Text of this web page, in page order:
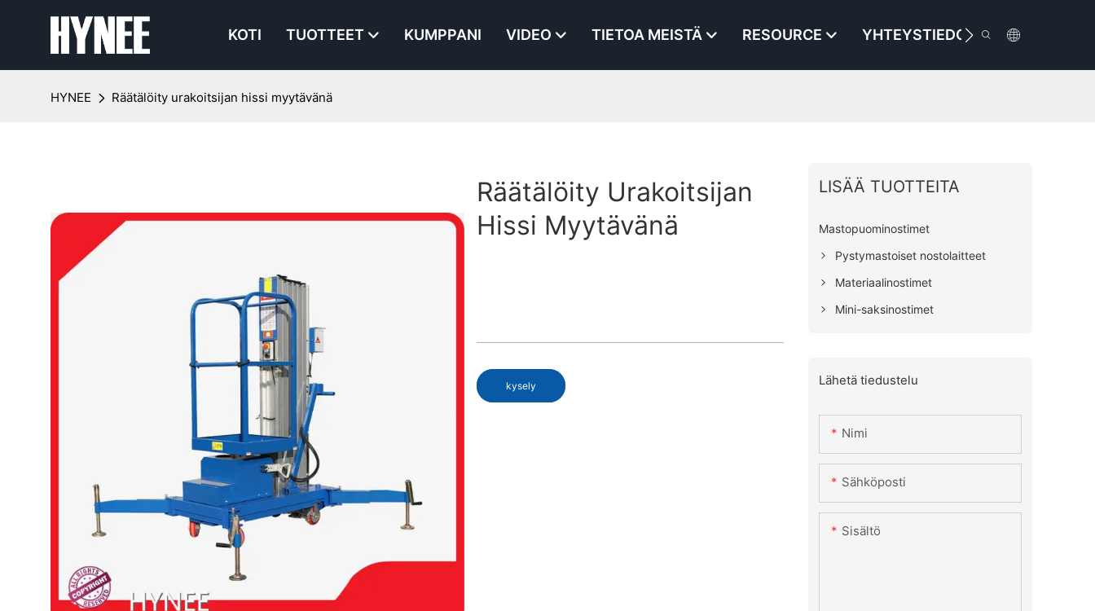
KOTI TUOTTEET KUMPPANI VIDEO TIETOA MEISTÄ RESOURCE YHTEYSTIEDOT
HYNEE Räätälöity urakoitsijan hissi myytävänä
Räätälöity Urakoitsijan
Hissi Myytävänä
kysely
LISÄÄ TUOTTEITA
Mastopuominostimet
Pystymastoiset nostolaitteet
Materiaalinostimet
Mini-saksinostimet
Lähetä tiedustelu
Nimi
Sähköposti
Sisältö